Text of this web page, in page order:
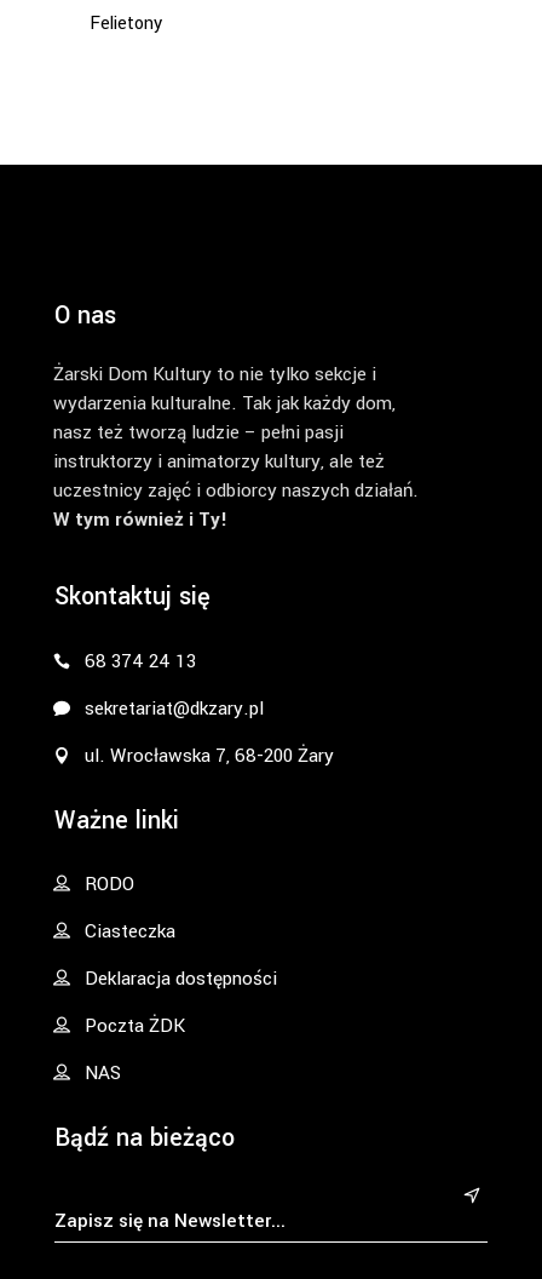
Felietony
O nas
Żarski Dom Kultury to nie tylko sekcje i
wydarzenia kulturalne. Tak jak każdy dom,
nasz też tworzą ludzie – pełni pasji
instruktorzy i animatorzy kultury, ale też
uczestnicy zajęć i odbiorcy naszych działań.
W tym również i Ty!
Skontaktuj się
68 374 24 13
sekretariat@dkzary.pl
ul. Wrocławska 7, 68-200 Żary
Ważne linki
RODO
Ciasteczka
Deklaracja dostępności
Poczta ŻDK
NAS
Bądź na bieżąco
&